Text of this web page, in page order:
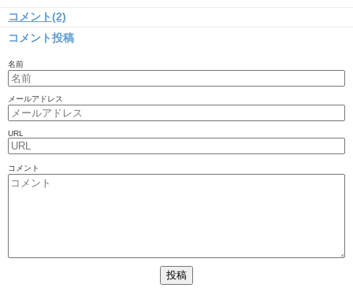
コメント(2)
コメント投稿
名前
メールアドレス
URL
コメント